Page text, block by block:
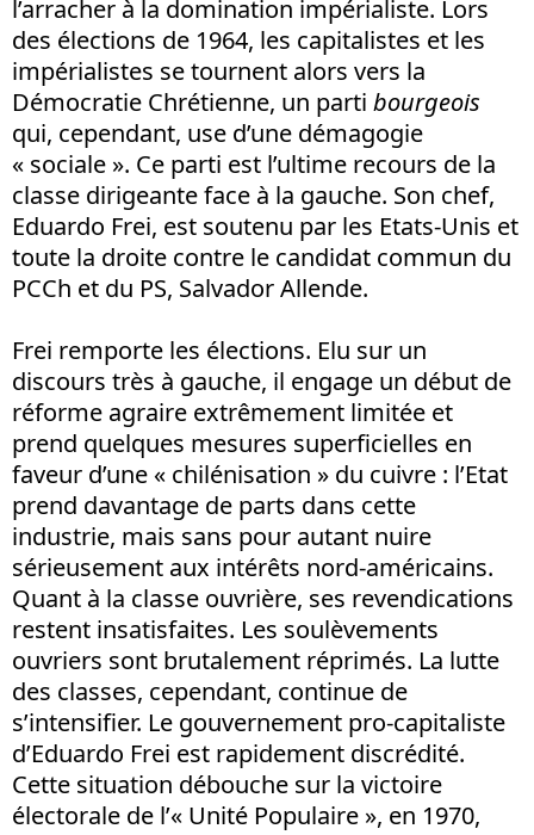
l’arracher à la domination impérialiste. Lors
des élections de 1964, les capitalistes et les
impérialistes se tournent alors vers la
Démocratie Chrétienne, un parti bourgeois
qui, cependant, use d’une démagogie
« sociale ». Ce parti est l’ultime recours de la
classe dirigeante face à la gauche. Son chef,
Eduardo Frei, est soutenu par les Etats-Unis et
toute la droite contre le candidat commun du
PCCh et du PS, Salvador Allende.
Frei remporte les élections. Elu sur un
discours très à gauche, il engage un début de
réforme agraire extrêmement limitée et
prend quelques mesures superficielles en
faveur d’une « chilénisation » du cuivre : l’Etat
prend davantage de parts dans cette
industrie, mais sans pour autant nuire
sérieusement aux intérêts nord-américains.
Quant à la classe ouvrière, ses revendications
restent insatisfaites. Les soulèvements
ouvriers sont brutalement réprimés. La lutte
des classes, cependant, continue de
s’intensifier. Le gouvernement pro-capitaliste
d’Eduardo Frei est rapidement discrédité.
Cette situation débouche sur la victoire
électorale de l’« Unité Populaire », en 1970,